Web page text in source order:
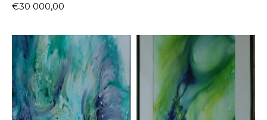
€30 000,00